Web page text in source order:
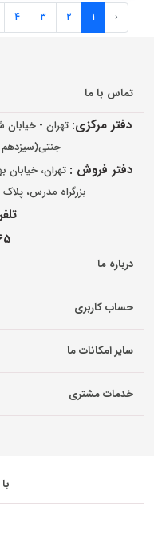
‹
1
2
3
4
تماس با ما
دفتر مرکزی: تهران -
جنتی(سیزدهم
دفتر فروش : تهران، خیابان
بزرگراه مدرس، پلاک 251، ساختمان کلاسیک، طبقه دو
درباره ما
حساب کاربری
سایر امکانات ما
خدمات مشتری